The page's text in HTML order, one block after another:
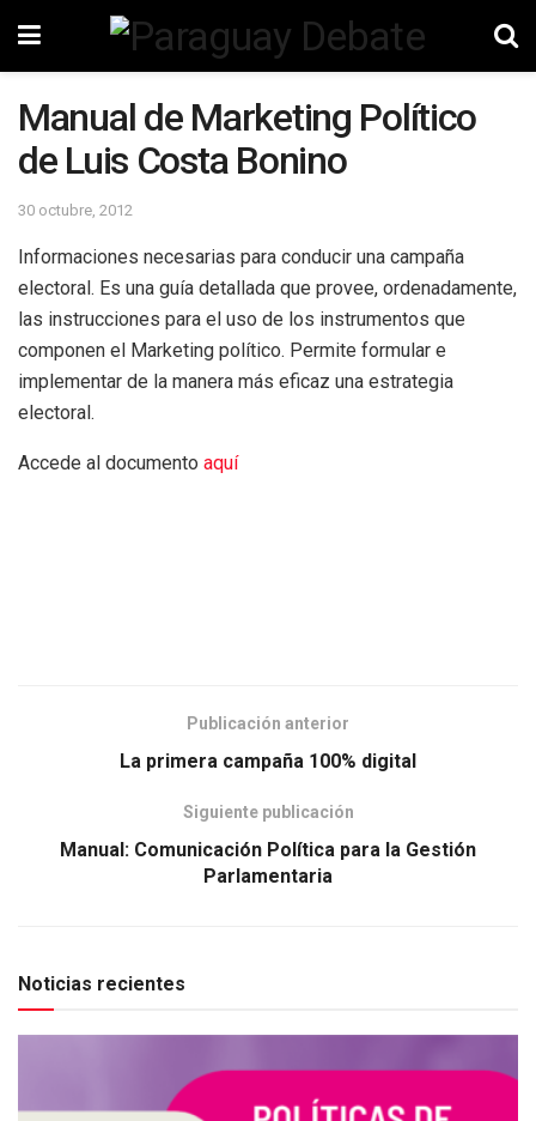
Manual de Marketing Político
de Luis Costa Bonino
30 octubre, 2012
Informaciones necesarias para conducir una campaña
electoral. Es una guía detallada que provee, ordenadamente,
las instrucciones para el uso de los instrumentos que
componen el Marketing político. Permite formular e
implementar de la manera más eficaz una estrategia
electoral.
Accede al documento aquí
Publicación anterior
La primera campaña 100% digital
Siguiente publicación
Manual: Comunicación Política para la Gestión
Parlamentaria
Noticias recientes